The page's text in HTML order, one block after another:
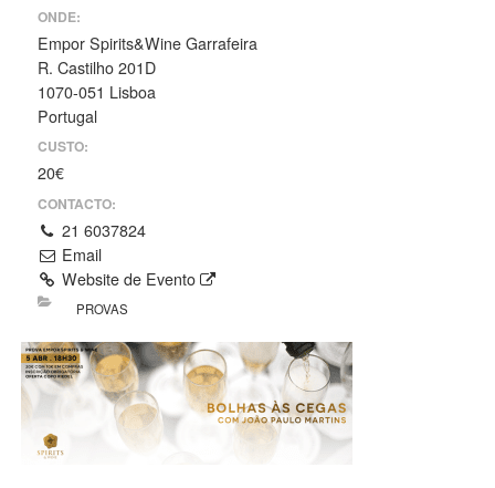
ONDE:
Empor Spirits&Wine Garrafeira
R. Castilho 201D
1070-051 Lisboa
Portugal
CUSTO:
20€
CONTACTO:
21 6037824
Email
Website de Evento
PROVAS